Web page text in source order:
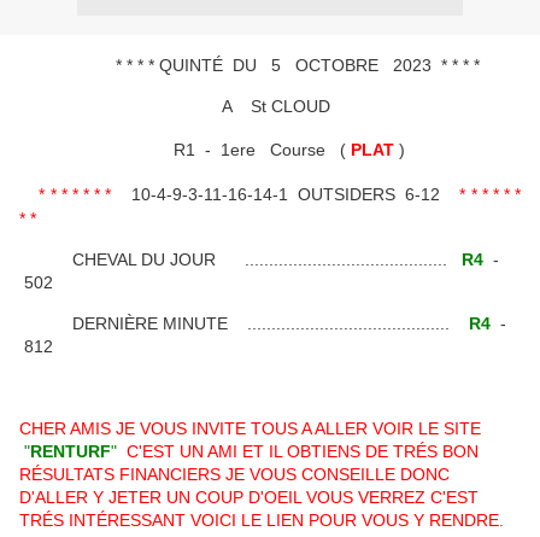
* * * * QUINTÉ DU 5 OCTOBRE 2023 * * * *
A St CLOUD
R1 - 1ere Course ( PLAT )
* * * * * * * 10-4-9-3-11-16-14-1 OUTSIDERS 6-12
* * * * * *
* *
CHEVAL DU JOUR .......................................... R4 -
502
DERNIÈRE MINUTE .......................................... R4 -
812
CHER AMIS JE VOUS INVITE TOUS A ALLER VOIR LE SITE
"RENTURF" C'EST UN AMI ET IL OBTIENS DE TRÉS BON
RÉSULTATS FINANCIERS JE VOUS CONSEILLE DONC
D'ALLER Y JETER UN COUP D'OEIL VOUS VERREZ C'EST
TRÉS INTÉRESSANT VOICI LE LIEN POUR VOUS Y RENDRE.